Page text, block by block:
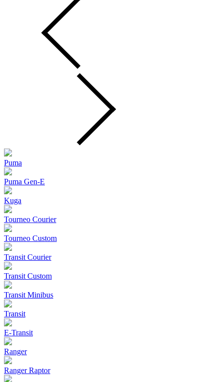
Puma
Puma Gen‑E
Kuga
Tourneo Courier
Tourneo Custom
Transit Courier
Transit Custom
Transit Minibus
Transit
E-Transit
Ranger
Ranger Raptor